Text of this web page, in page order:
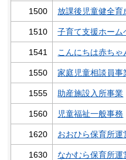
1500 放課後児童健全育
1510 子育て支援ホー
1541 こんにちは赤ちゃ
1550 家庭児童相談員事
1555 助産施設入所事業
1560 児童福祉一般事務
1620 おおひら保育所運
1630 なかむら保育所運